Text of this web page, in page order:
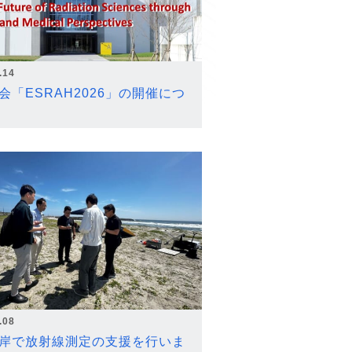
「ESRAH2026」の開催につ
で放射線測定の支援を行いま